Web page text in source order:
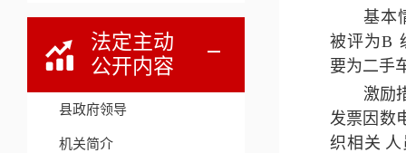
法定主动
公开内容
县政府领导
机关简介
基本
被评为B
要为二手
激励
发票因数
织相关